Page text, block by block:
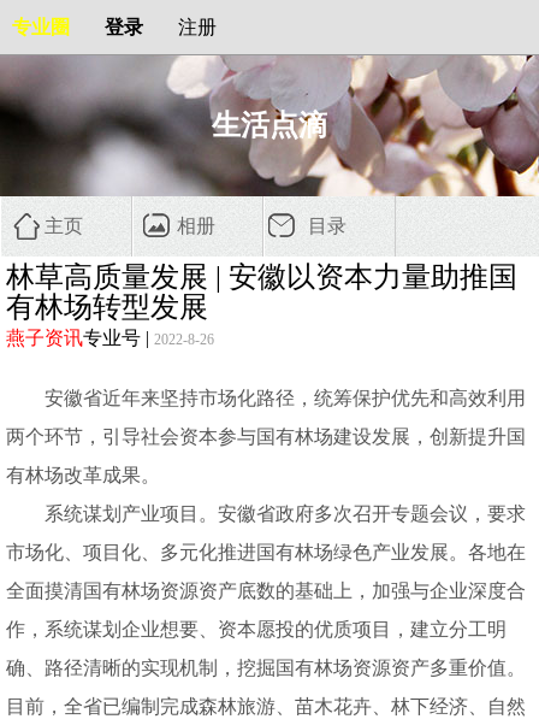
专业圈 登录 注册
生活点滴
主页 相册 目录
林草高质量发展 | 安徽以资本力量助推国
有林场转型发展
燕子资讯专业号 | 2022-8-26
安徽省近年来坚持市场化路径，统筹保护优先和高效利用
两个环节，引导社会资本参与国有林场建设发展，创新提升国
有林场改革成果。
系统谋划产业项目。安徽省政府多次召开专题会议，要求
市场化、项目化、多元化推进国有林场绿色产业发展。各地在
全面摸清国有林场资源资产底数的基础上，加强与企业深度合
作，系统谋划企业想要、资本愿投的优质项目，建立分工明
确、路径清晰的实现机制，挖掘国有林场资源资产多重价值。
目前，全省已编制完成森林旅游、苗木花卉、林下经济、自然